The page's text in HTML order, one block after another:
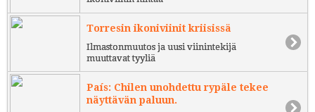
Torresin ikoniviinit kriisissä
Ilmastonmuutos ja uusi viinintekijä
muuttavat tyyliä
País: Chilen unohdettu rypäle tekee
näyttävän paluun.